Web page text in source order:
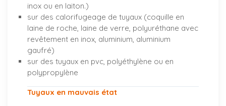
inox ou en laiton.)
sur des calorifugeage de tuyaux (coquille en
laine de roche, laine de verre, polyuréthane avec
revêtement en inox, aluminium, aluminium
gaufré)
sur des tuyaux en pvc, polyéthylène ou en
polypropylène
Tuyaux en mauvais état